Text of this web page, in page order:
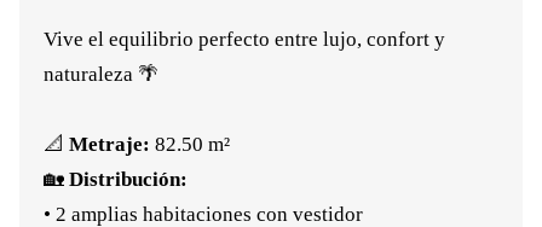
Vive el equilibrio perfecto entre lujo, confort y
naturaleza 🌴
📐 Metraje: 82.50 m²
🏡 Distribución:
• 2 amplias habitaciones con vestidor